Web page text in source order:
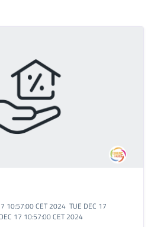
10:57:00 CET 2024 TUE DEC 17
17 10:57:00 CET 2024